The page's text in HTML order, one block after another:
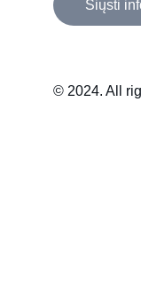
Siųsti
© 2024. All